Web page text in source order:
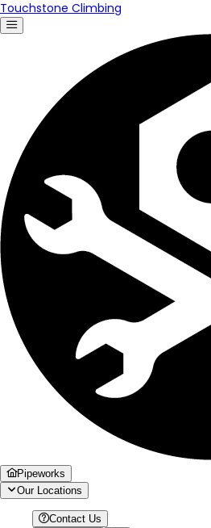
Touchstone Climbing
Pipeworks
Our Locations
Contact Us